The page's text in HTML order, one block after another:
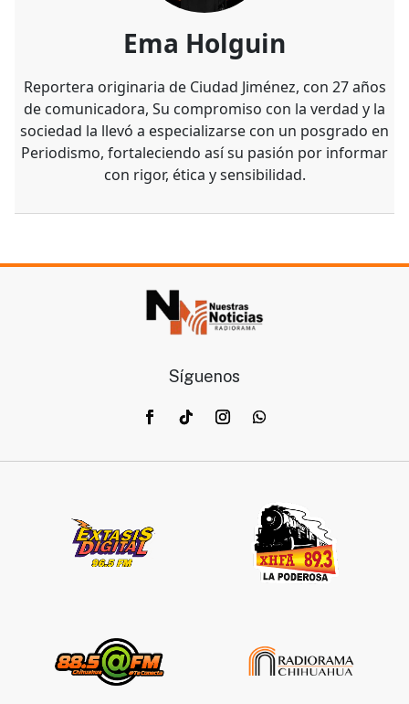
Ema Holguin
Reportera originaria de Ciudad Jiménez, con 27 años
de comunicadora, Su compromiso con la verdad y la
sociedad la llevó a especializarse con un posgrado en
Periodismo, fortaleciendo así su pasión por informar
con rigor, ética y sensibilidad.
Síguenos